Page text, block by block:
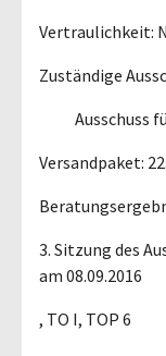
Vertraulichkeit:
Zuständige
Ausschuss für
Versandpaket:
3. Sitzung des
am 08.09.2016
, TO I, TOP 6